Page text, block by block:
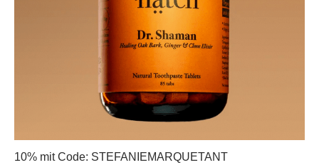
10% mit Code: STEFANIEMARQUETANT